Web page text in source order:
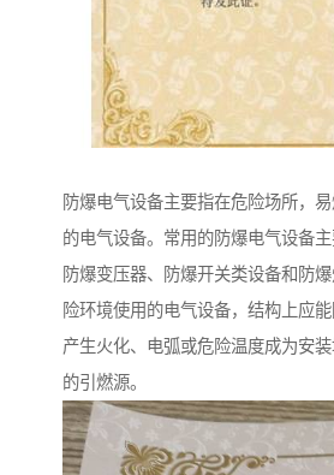
防爆电气设备主要指在危险场所，
的电气设备。常用的防爆电气设备主
防爆变压器、防爆开关类设备和防
险环境使用的电气设备，结构上应
产生火化、电弧或危险温度成为安
的引燃源。